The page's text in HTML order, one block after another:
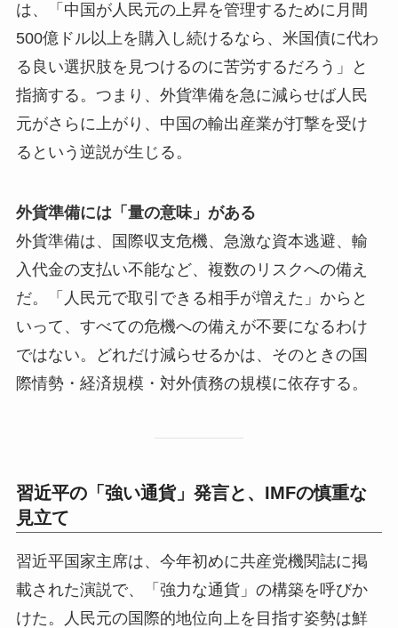
は、「中国が人民元の上昇を管理するために月間
500億ドル以上を購入し続けるなら、米国債に代わ
る良い選択肢を見つけるのに苦労するだろう」と
指摘する。つまり、外貨準備を急に減らせば人民
元がさらに上がり、中国の輸出産業が打撃を受け
るという逆説が生じる。
外貨準備には「量の意味」がある
外貨準備は、国際収支危機、急激な資本逃避、輸
入代金の支払い不能など、複数のリスクへの備え
だ。「人民元で取引できる相手が増えた」からと
いって、すべての危機への備えが不要になるわけ
ではない。どれだけ減らせるかは、そのときの国
際情勢・経済規模・対外債務の規模に依存する。
習近平の「強い通貨」発言と、IMFの慎重な
見立て
習近平国家主席は、今年初めに共産党機関誌に掲
載された演説で、「強力な通貨」の構築を呼びか
けた。人民元の国際的地位向上を目指す姿勢は鮮